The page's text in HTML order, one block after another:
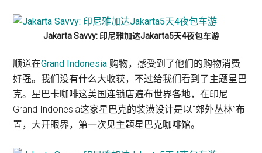
Jakarta Savvy: 印尼雅加达Jakarta5天4夜包车游
顺道在Grand Indonesia 购物，感受到了他们的购物消费
好强。我们没有什么大收获，不过给我们看到了主题星巴
克。星巴卡咖啡这美国连锁店遍布世界各地，在印尼
Grand Indonesia这家星巴克的装潢设计是以“郊外丛林”布
置，大开眼界，第一次见主题星巴克咖啡馆。